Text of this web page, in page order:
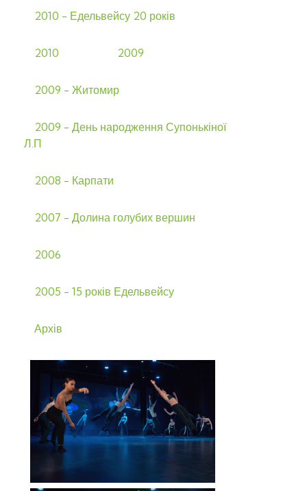
2010 - Едельвейсу 20 років
2010 2009
2009 - Житомир
2009 - День народження Супонькіної
Л.П
2008 - Карпати
2007 - Долина голубих вершин
2006
2005 - 15 років Едельвейсу
Архів